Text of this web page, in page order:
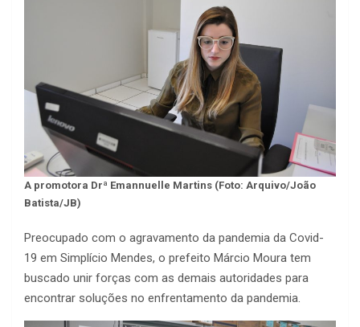
A promotora Drª Emannuelle Martins (Foto: Arquivo/João
Batista/JB)
Preocupado com o agravamento da pandemia da Covid-
19 em Simplício Mendes, o prefeito Márcio Moura tem
buscado unir forças com as demais autoridades para
encontrar soluções no enfrentamento da pandemia.